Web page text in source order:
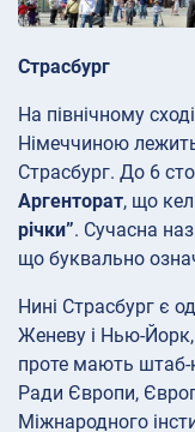
Страсбург
На північному
Німеччиною
Страсбург. До 6
Аргенторат, що
річки”. Сучасна
що буквально
Нині Страсбург є
Женеву і Нью-Йорк,
проте мають штаб-
Ради Європи,
Міжнародного